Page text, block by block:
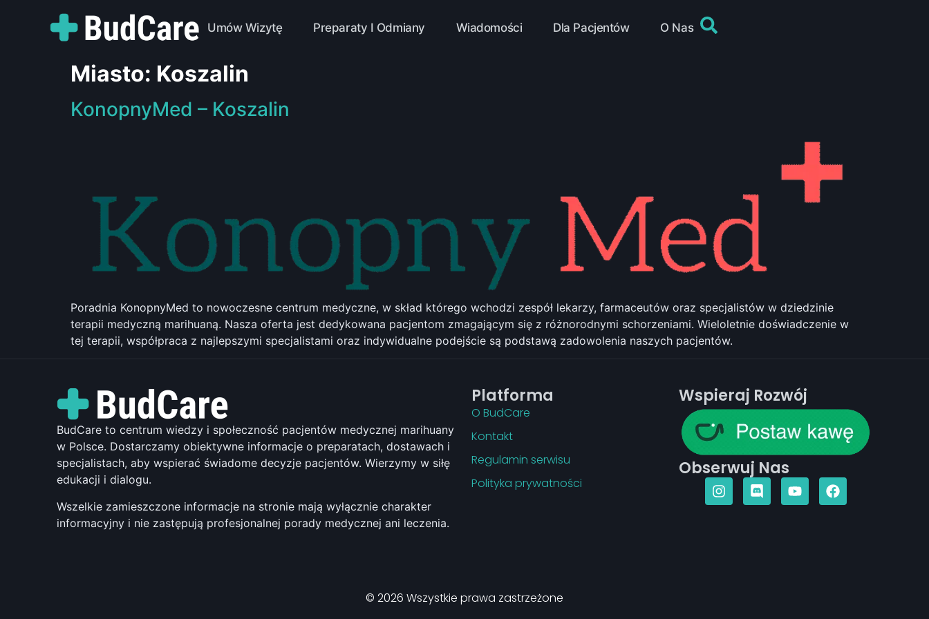
Umów Wizytę Preparaty I Odmiany Wiadomości Dla Pacjentów O Nas
Miasto: Koszalin
KonopnyMed – Koszalin
Poradnia KonopnyMed to nowoczesne centrum medyczne, w skład którego wchodzi zespół lekarzy, farmaceutów oraz specjalistów w dziedzinie
terapii medyczną marihuaną. Nasza oferta jest dedykowana pacjentom zmagającym się z różnorodnymi schorzeniami. Wieloletnie doświadczenie w
tej terapii, współpraca z najlepszymi specjalistami oraz indywidualne podejście są podstawą zadowolenia naszych pacjentów.
BudCare to centrum wiedzy i społeczność pacjentów medycznej marihuany
w Polsce. Dostarczamy obiektywne informacje o preparatach, dostawach i
specjalistach, aby wspierać świadome decyzje pacjentów. Wierzymy w siłę
edukacji i dialogu.
Wszelkie zamieszczone informacje na stronie mają wyłącznie charakter
informacyjny i nie zastępują profesjonalnej porady medycznej ani leczenia.
Platforma
O BudCare
Kontakt
Regulamin serwisu
Polityka prywatności
Wspieraj Rozwój
Obserwuj Nas
© 2026 Wszystkie prawa zastrzeżone